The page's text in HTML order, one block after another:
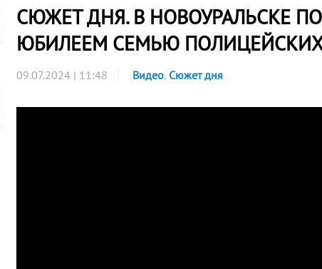
СЮЖЕТ ДНЯ. В НОВОУРАЛЬСКЕ
ЮБИЛЕЕМ СЕМЬЮ ПОЛИЦЕЙСКИХ
09.07.2024 | 11:48 Видео, Сюжет дня